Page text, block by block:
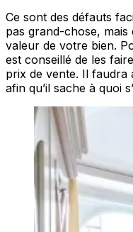
Ce sont des défauts
pas grand-chose,
valeur de votre bien.
est conseillé de les
prix de vente. Il faudra
afin qu’il sache à quoi